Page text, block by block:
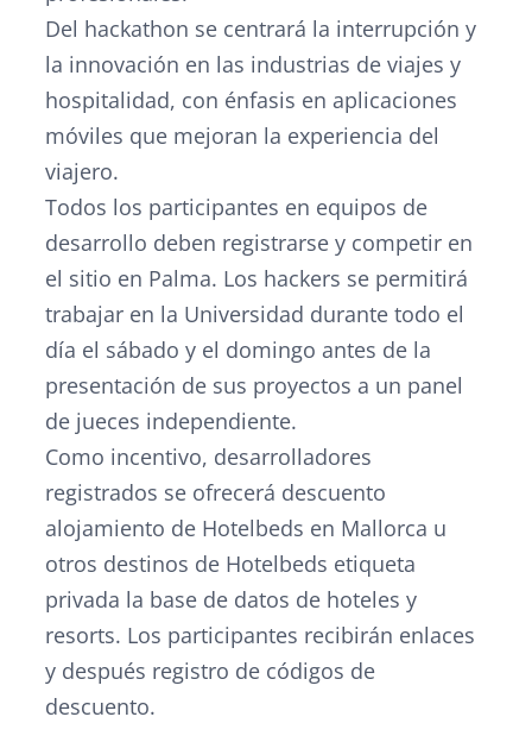
Del hackathon se centrará la interrupción y
la innovación en las industrias de viajes y
hospitalidad, con énfasis en aplicaciones
móviles que mejoran la experiencia del
viajero.
Todos los participantes en equipos de
desarrollo deben registrarse y competir en
el sitio en Palma. Los hackers se permitirá
trabajar en la Universidad durante todo el
día el sábado y el domingo antes de la
presentación de sus proyectos a un panel
de jueces independiente.
Como incentivo, desarrolladores
registrados se ofrecerá descuento
alojamiento de Hotelbeds en Mallorca u
otros destinos de Hotelbeds etiqueta
privada la base de datos de hoteles y
resorts. Los participantes recibirán enlaces
y después registro de códigos de
descuento.